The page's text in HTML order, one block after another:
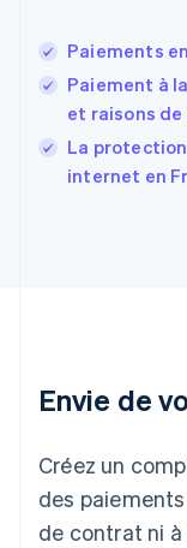
Paiements
Paiement à
et raisons
La
internet en
Envie de
Créez un
des
de contrat ni
EnglishSvenska
FrançaisEnglish
Gibraltar
English
Grèce
Japon
Lettonie
English
Liechtenstein
DeutschEnglish